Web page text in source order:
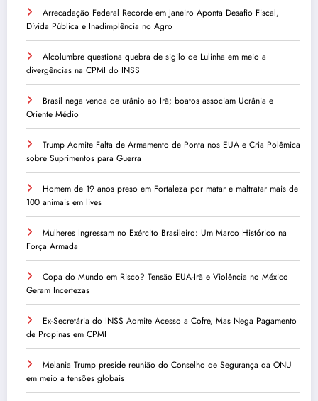
Arrecadação Federal Recorde em Janeiro Aponta Desafio Fiscal,
Dívida Pública e Inadimplência no Agro
Alcolumbre questiona quebra de sigilo de Lulinha em meio a
divergências na CPMI do INSS
Brasil nega venda de urânio ao Irã; boatos associam Ucrânia e
Oriente Médio
Trump Admite Falta de Armamento de Ponta nos EUA e Cria Polêmica
sobre Suprimentos para Guerra
Homem de 19 anos preso em Fortaleza por matar e maltratar mais de
100 animais em lives
Mulheres Ingressam no Exército Brasileiro: Um Marco Histórico na
Força Armada
Copa do Mundo em Risco? Tensão EUA-Irã e Violência no México
Geram Incertezas
Ex-Secretária do INSS Admite Acesso a Cofre, Mas Nega Pagamento
de Propinas em CPMI
Melania Trump preside reunião do Conselho de Segurança da ONU
em meio a tensões globais